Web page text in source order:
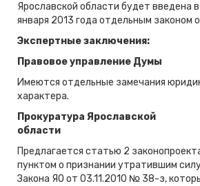
Ярославской области будет введена
января 2013 года отдельным законом
Экспертные заключения:
Правовое управление Думы
Имеются отдельные замечания
характера.
Прокуратура Ярославской
области
Предлагается статью 2
пунктом о признании утратившим
Закона ЯО от 03.11.2010 № 38-з,